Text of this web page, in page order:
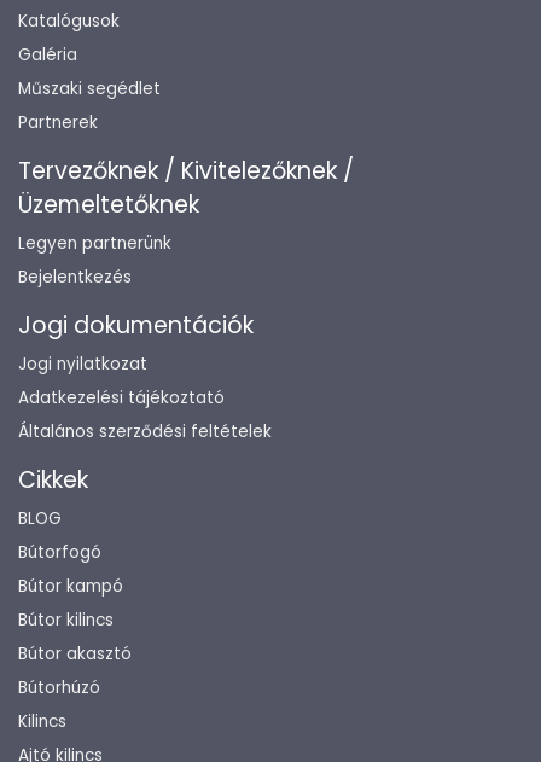
Katalógusok
Galéria
Műszaki segédlet
Partnerek
Tervezőknek / Kivitelezőknek /
Üzemeltetőknek
Legyen partnerünk
Bejelentkezés
Jogi dokumentációk
Jogi nyilatkozat
Adatkezelési tájékoztató
Általános szerződési feltételek
Cikkek
BLOG
Bútorfogó
Bútor kampó
Bútor kilincs
Bútor akasztó
Bútorhúzó
Kilincs
Ajtó kilincs